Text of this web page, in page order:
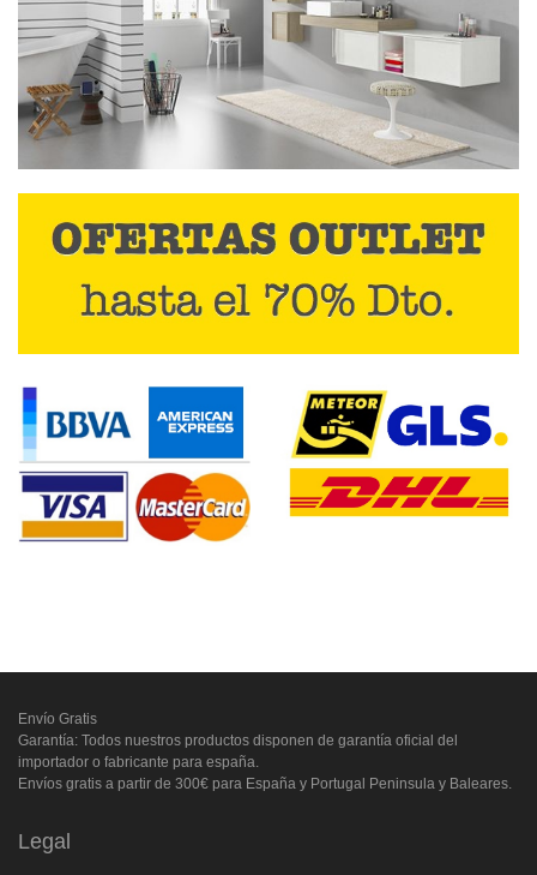
Envío Gratis
Garantía: Todos nuestros productos disponen de garantía oficial del
importador o fabricante para españa.
Envíos gratis a partir de 300€ para España y Portugal Peninsula y Baleares.
Legal